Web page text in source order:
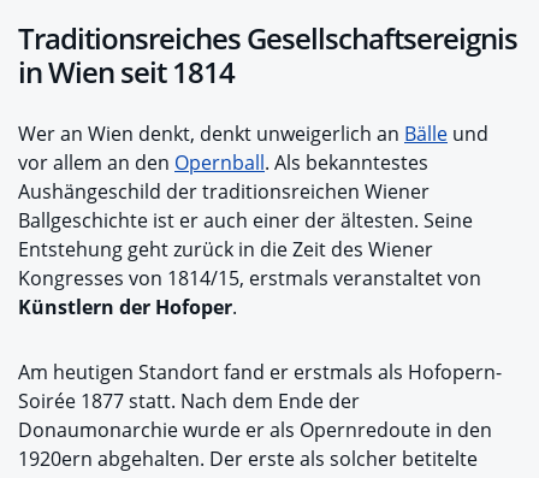
Traditionsreiches Gesellschaftsereignis
in Wien seit 1814
Wer an Wien denkt, denkt unweigerlich an Bälle und
vor allem an den Opernball. Als bekanntestes
Aushängeschild der traditionsreichen Wiener
Ballgeschichte ist er auch einer der ältesten. Seine
Entstehung geht zurück in die Zeit des Wiener
Kongresses von 1814/15, erstmals veranstaltet von
Künstlern der Hofoper.
Am heutigen Standort fand er erstmals als Hofopern-
Soirée 1877 statt. Nach dem Ende der
Donaumonarchie wurde er als Opernredoute in den
1920ern abgehalten. Der erste als solcher betitelte